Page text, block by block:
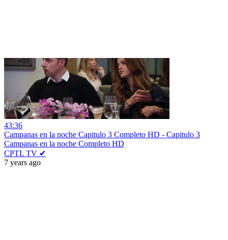
43:36
Campanas en la noche Capitulo 3 Completo HD - Capitulo 3
Campanas en la noche Completo HD
CPTL TV ✔
7 years ago